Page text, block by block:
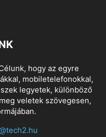
hogy az egyre
mobiletelefonokkal,
legyetek, különböző
veletek szövegesen,